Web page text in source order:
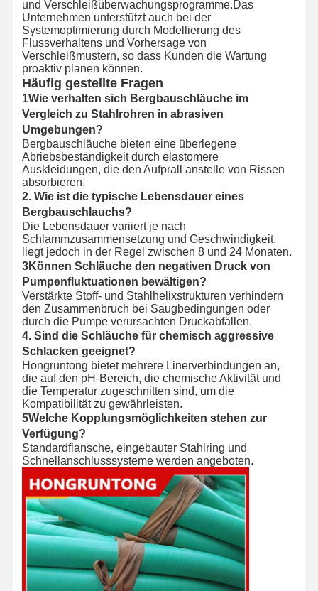
und Verschleißüberwachungsprogramme.Das
Unternehmen unterstützt auch bei der
Systemoptimierung durch Modellierung des
Flussverhaltens und Vorhersage von
Verschleißmustern, so dass Kunden die Wartung
proaktiv planen können.
Häufig gestellte Fragen
1Wie verhalten sich Bergbauschläuche im
Vergleich zu Stahlrohren in abrasiven
Umgebungen?
Bergbauschläuche bieten eine überlegene
Abriebsbeständigkeit durch elastomere
Auskleidungen, die den Aufprall anstelle von Rissen
absorbieren.
2. Wie ist die typische Lebensdauer eines
Bergbauschlauchs?
Die Lebensdauer variiert je nach
Schlammzusammensetzung und Geschwindigkeit,
liegt jedoch in der Regel zwischen 8 und 24 Monaten.
3Können Schläuche den negativen Druck von
Pumpenfluktuationen bewältigen?
Verstärkte Stoff- und Stahlhelixstrukturen verhindern
den Zusammenbruch bei Saugbedingungen oder
durch die Pumpe verursachten Druckabfällen.
4. Sind die Schläuche für chemisch aggressive
Schlacken geeignet?
Hongruntong bietet mehrere Linerverbindungen an,
die auf den pH-Bereich, die chemische Aktivität und
die Temperatur zugeschnitten sind, um die
Kompatibilität zu gewährleisten.
5Welche Kopplungsmöglichkeiten stehen zur
Verfügung?
Standardflansche, eingebauter Stahlring und
Schnellanschlusssysteme werden angeboten.